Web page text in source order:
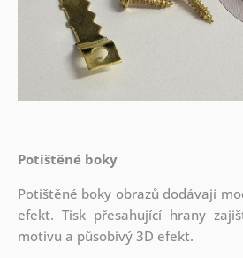
Potištěné boky
Potištěné boky obrazů dodávají
efekt. Tisk přesahující hrany
motivu a působivý 3D efekt.